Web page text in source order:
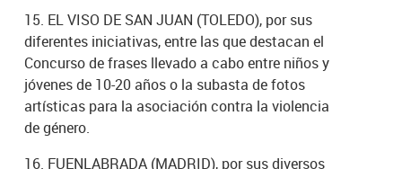
15. EL VISO DE SAN JUAN (TOLEDO), por sus
diferentes iniciativas, entre las que destacan el
Concurso de frases llevado a cabo entre niños y
jóvenes de 10-20 años o la subasta de fotos
artísticas para la asociación contra la violencia
de género.
16. FUENLABRADA (MADRID), por sus diversos